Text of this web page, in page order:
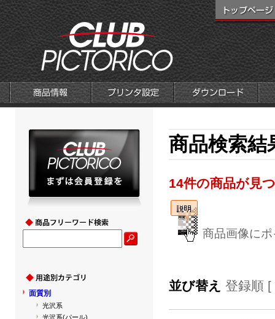
商品検索結
14件の商品が見
商品画像に
並び替え 登録順 [
面質別
光沢系
光沢系(パール)